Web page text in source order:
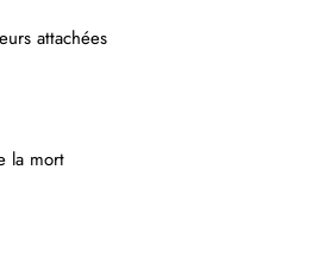
attachées
la mort